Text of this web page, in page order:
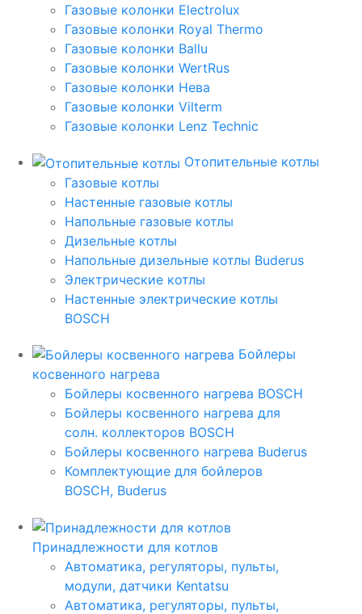
Газовые колонки Electrolux
Газовые колонки Royal Thermo
Газовые колонки Ballu
Газовые колонки WertRus
Газовые колонки Нева
Газовые колонки Vilterm
Газовые колонки Lenz Technic
Отопительные котлы
Газовые котлы
Настенные газовые котлы
Напольные газовые котлы
Дизельные котлы
Напольные дизельные котлы Buderus
Электрические котлы
Настенные электрические котлы
BOSCH
Бойлеры
косвенного нагрева
Бойлеры косвенного нагрева BOSCH
Бойлеры косвенного нагрева для
солн. коллекторов BOSCH
Бойлеры косвенного нагрева Buderus
Комплектующие для бойлеров
BOSCH, Buderus
Принадлежности для котлов
Автоматика, регуляторы, пульты,
модули, датчики Kentatsu
Автоматика, регуляторы, пульты,